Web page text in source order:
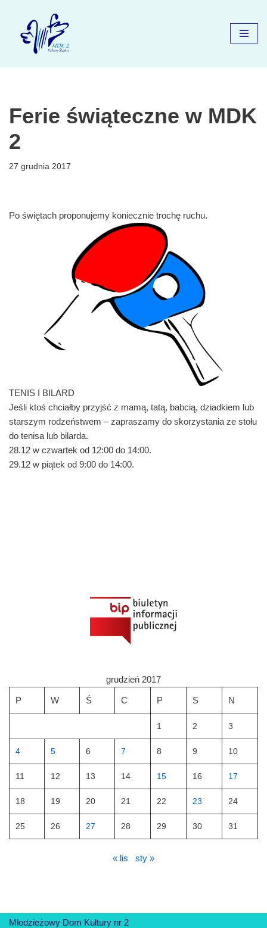
Przejdź
Ferie świąteczne w MDK
2
27 grudnia 2017
Po świętach proponujemy koniecznie trochę ruchu.
TENIS I BILARD
Jeśli ktoś chciałby przyjść z mamą, tatą, babcią, dziadkiem lub
starszym rodzeństwem – zapraszamy do skorzystania ze stołu
do tenisa lub bilarda.
28.12 w czwartek od 12:00 do 14:00.
29.12 w piątek od 9:00 do 14:00.
grudzień 2017
P W Ś C P S N
1 2 3
4 5 6 7 8 9 10
11 12 13 14 15 16 17
18 19 20 21 22 23 24
25 26 27 28 29 30 31
« lis sty »
Młodzieżowy Dom Kultury nr 2